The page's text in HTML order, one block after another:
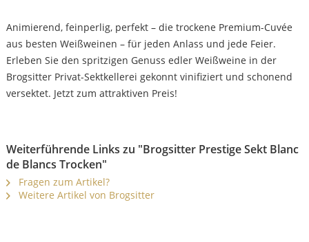
Animierend, feinperlig, perfekt – die trockene Premium-Cuvée
aus besten Weißweinen – für jeden Anlass und jede Feier.
Erleben Sie den spritzigen Genuss edler Weißweine in der
Brogsitter Privat-Sektkellerei gekonnt vinifiziert und schonend
versektet. Jetzt zum attraktiven Preis!
Weiterführende Links zu "Brogsitter Prestige Sekt Blanc
de Blancs Trocken"
Fragen zum Artikel?
Weitere Artikel von Brogsitter